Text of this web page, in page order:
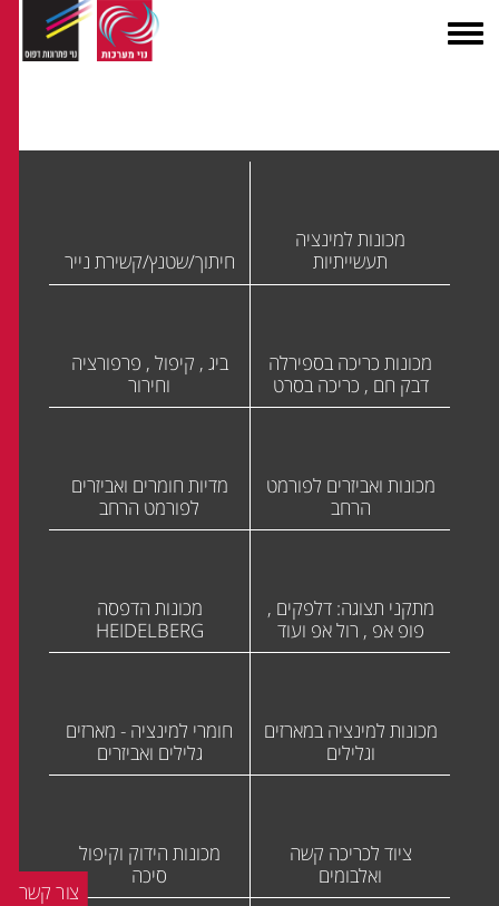
מכונות למינציה
תעשייתיות
חיתוך/שטנץ/קשירת נייר
מכונות כריכה בספירלה
דבק חם , כריכה בסרט
ביג , קיפול , פרפורציה
וחירור
מכונות ואביזרים לפורמט
הרחב
מדיות חומרים ואביזרים
לפורמט הרחב
מתקני תצוגה: דלפקים ,
פופ אפ , רול אפ ועוד
מכונות הדפסה
HEIDELBERG
מכונות למינציה במארזים
וגלילים
חומרי למינציה - מארזים
גלילים ואביזרים
ציוד לכריכה קשה
ואלבומים
מכונות הידוק וקיפול
סיכה
צור קשר